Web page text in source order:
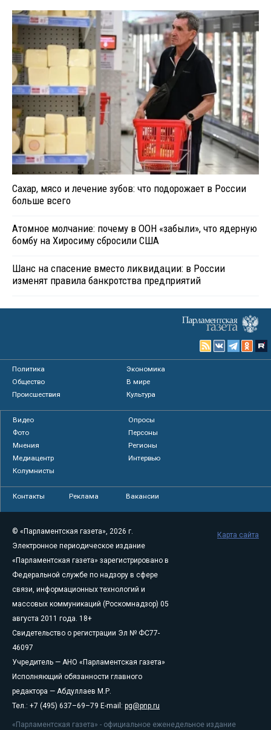
Сахар, мясо и лечение зубов: что подорожает в России
больше всего
Атомное молчание: почему в ООН «забыли», что ядерную
бомбу на Хиросиму сбросили США
Шанс на спасение вместо ликвидации: в России
изменят правила банкротства предприятий
Политика
Экономика
Общество
В мире
Происшествия
Культура
Видео
Опросы
Фото
Персоны
Мнения
Регионы
Медиацентр
Интервью
Колумнисты
Контакты Реклама Вакансии
© «Парламентская газета», 2026 г.
Электронное периодическое издание
«Парламентская газета» зарегистрировано в
Федеральной службе по надзору в сфере
связи, информационных технологий и
массовых коммуникаций (Роскомнадзор) 05
августа 2011 года. 18+
Свидетельство о регистрации Эл № ФС77-
46097
Учредитель — АНО «Парламентская газета»
Исполняющий обязанности главного
редактора — Абдуллаев М.Р.
Тел.: +7 (495) 637–69–79 E-mail: pg@pnp.ru
«Парламентская газета» - официальное еженедельное издание
Карта сайта